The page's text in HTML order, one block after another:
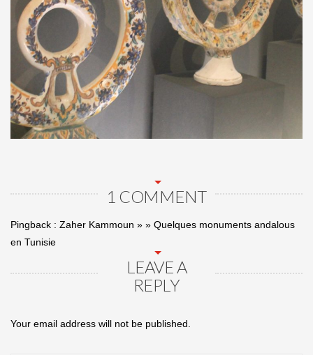
1 COMMENT
Pingback : Zaher Kammoun » » Quelques monuments andalous
en Tunisie
LEAVE A
REPLY
Your email address will not be published.